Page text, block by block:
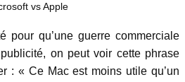
vs Apple
pour qu’une guerre commerciale
on peut voir cette phrase
: « Ce Mac est moins utile qu’un